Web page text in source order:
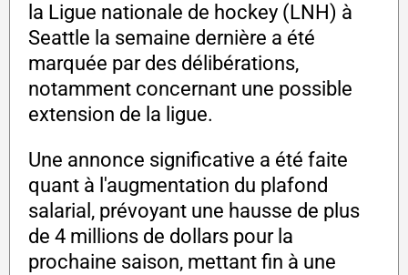
la Ligue nationale de hockey (LNH) à
Seattle la semaine dernière a été
marquée par des délibérations,
notamment concernant une possible
extension de la ligue.
Une annonce significative a été faite
quant à l'augmentation du plafond
salarial, prévoyant une hausse de plus
de 4 millions de dollars pour la
prochaine saison, mettant fin à une